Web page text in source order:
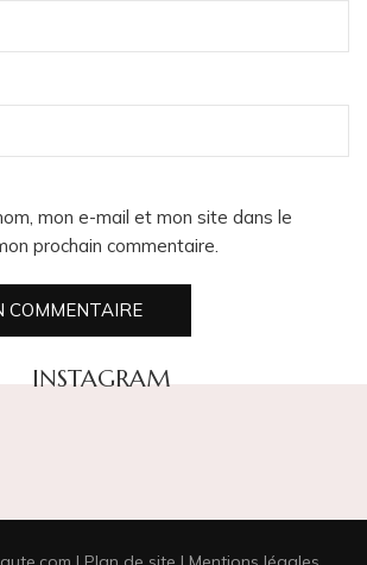
mon e-mail et mon site dans le
prochain commentaire.
INSTAGRAM